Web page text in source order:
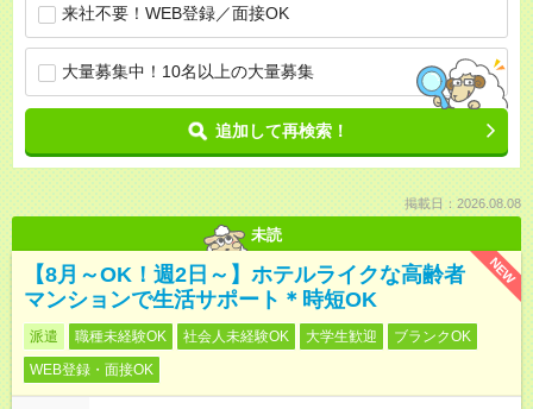
来社不要！WEB登録／面接OK
大量募集中！10名以上の大量募集
追加して再検索！
掲載日：2026.08.08
未読
NEW
【8月～OK！週2日～】ホテルライクな高齢者
マンションで生活サポート＊時短OK
派遣 職種未経験OK 社会人未経験OK 大学生歓迎
ブランクOK
WEB登録・面接OK